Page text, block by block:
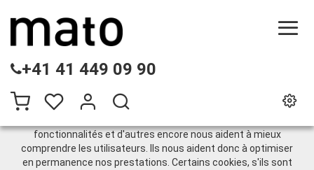
+41 41 449 09 90
Mesureur de liquide
CE SITE UTILISE DES COOKIES
Nous utilisons différents cookies sur notre site web :
certains sont nécessaires au bon fonctionnement du site,
fonctionnalités et d'autres encore nous aident à mieux
comprendre les utilisateurs. Ils nous aident donc à optimiser
en permanence nos prestations. Certains cookies, s'ils sont